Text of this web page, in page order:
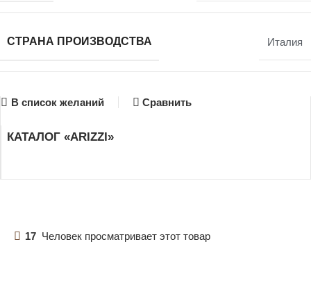
СТРАНА ПРОИЗВОДСТВА Италия
В список желаний Сравнить
КАТАЛОГ «ARIZZI»
17 Человек просматривает этот товар